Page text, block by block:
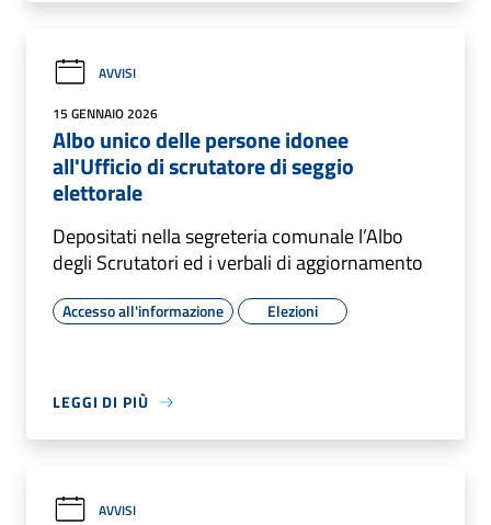
AVVISI
15 GENNAIO 2026
Albo unico delle persone idonee
all'Ufficio di scrutatore di seggio
elettorale
Depositati nella segreteria comunale l’Albo
degli Scrutatori ed i verbali di aggiornamento
Accesso all'informazione Elezioni
LEGGI DI PIÙ
AVVISI